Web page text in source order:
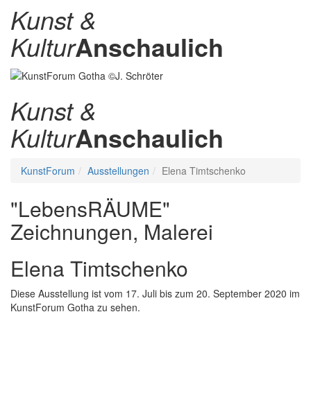
Kunst &
KulturAnschaulich
Kunst &
KulturAnschaulich
KunstForum Ausstellungen Elena Timtschenko
"LebensRÄUME"
Zeichnungen, Malerei
Elena Timtschenko
Diese Ausstellung ist vom 17. Juli bis zum 20. September 2020 im
KunstForum Gotha zu sehen.